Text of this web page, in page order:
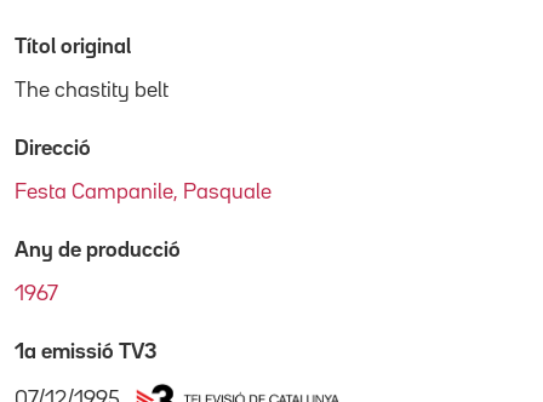
Títol original
The chastity belt
Direcció
Festa Campanile, Pasquale
Any de producció
1967
1a emissió TV3